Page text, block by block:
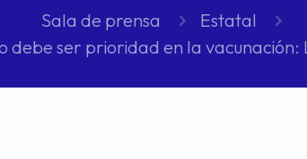
Sala de prensa
Estatal
debe ser prioridad en la vacunación: